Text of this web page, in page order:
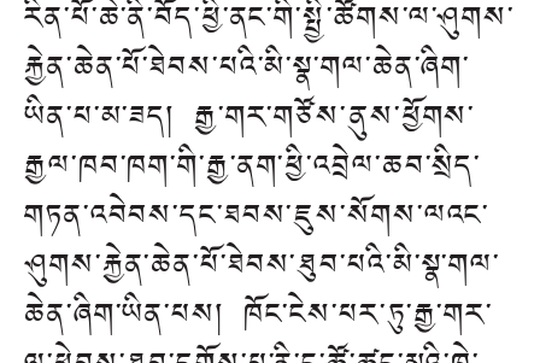
རིན་པོ་ཆེ་ནི་བོད་ཕྱི་ནང་གི་སྤྱི་ཚོགས་ལ་ཤུགས་
རྐྱེན་ཆེན་པོ་ཐེབས་པའི་མི་སྣ་གལ་ཆེན་ཞིག་
ཡིན་པ་མ་ཟད། རྒྱ་གར་གཙོས་ནུས་ཕྱོགས་
རྒྱལ་ཁབ་ཁག་གི་རྒྱ་ནག་ཕྱི་འབྲེལ་ཆབ་སྲིད་
གཏན་འབེབས་དང་ཐབས་ཇུས་སོགས་ལའང་
ཤུགས་རྐྱེན་ཆེན་པོ་ཐེབས་ཐུབ་པའི་མི་སྣ་གལ་
ཆེན་ཞིག་ཡིན་པས། ཁོང་ངེས་པར་ཏུ་རྒྱ་གར་